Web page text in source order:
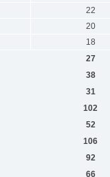
22
20
18
27
38
31
102
52
106
92
66